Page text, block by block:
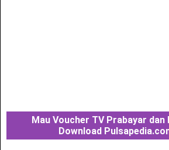
Mau Voucher TV Prabayar dan
Download